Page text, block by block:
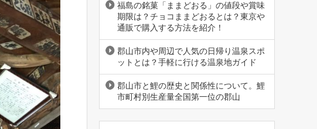
福島の銘菓「ままどおる」の値段や賞味
期限は？チョコままどおるとは？東京や
通販で購入する方法を紹介！
郡山市内や周辺で人気の日帰り温泉スポ
ットとは？手軽に行ける温泉地ガイド
郡山市と鯉の歴史と関係性について。鯉
市町村別生産量全国第一位の郡山